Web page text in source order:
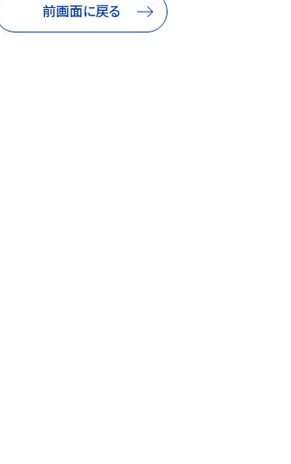
前画面に戻る